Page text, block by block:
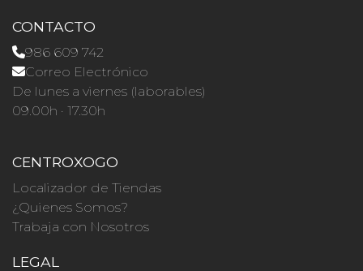
CONTACTO
986 609 742
Correo Electrónico
De lunes a viernes (laborables)
09.00h · 17.30h
CENTROXOGO
Localizador de Tiendas
¿Quienes Somos?
Trabaja con Nosotros
LEGAL